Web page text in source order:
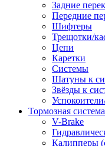
Задние
Передние
Шифтеры
Трещотки/
Цепи
Каретки
Системы
Шатуны к
Звёзды к
Тормозная система
V-Brake
Калипперы